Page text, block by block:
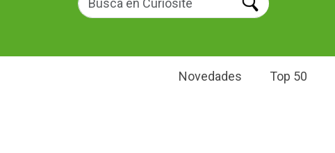
Novedades Top 50